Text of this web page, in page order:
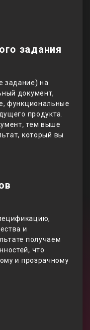
задания
задание) на
документ,
функциональные
продукта.
тем выше
который вы
и
получаем
что
и прозрачному